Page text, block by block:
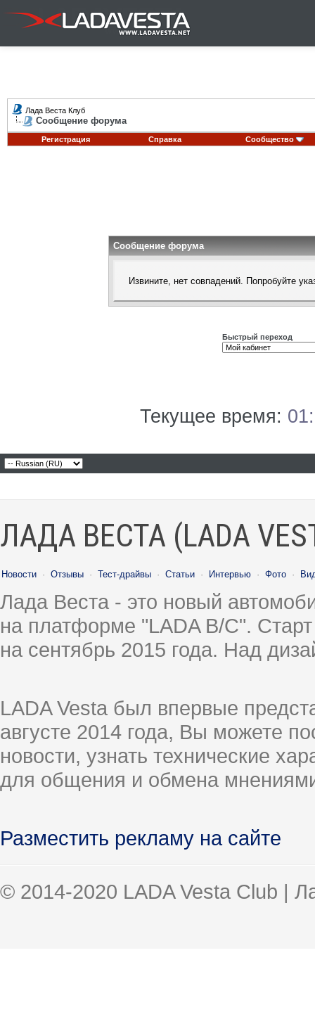
Лада Веста Клуб
Сообщение форума
Регистрация Справка Сообщество
Сообщение форума
Извините, нет совпадений. Попробуйте
Быстрый переход
Текущее время:
ЛАДА ВЕСТА (LADA
Новости · Отзывы · Тест-драйвы · Статьи · Интервью · Фото ·
Лада Веста - это новый
на платформе "LADA B/C".
на сентябрь 2015 года. Над
LADA Vesta был впервые
августе 2014 года, Вы можете
новости, узнать технические
для общения и обмена
Разместить рекламу на сайте
© 2014-2020 LADA Vesta Club |